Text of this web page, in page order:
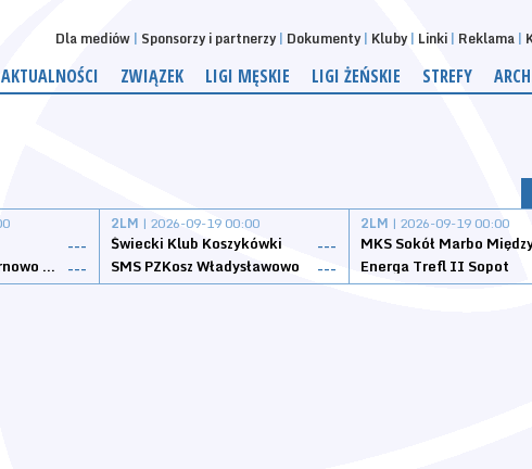
Dla mediów Sponsorzy i partnerzy Dokumenty Kluby Linki Reklama
AKTUALNOŚCI ZWIĄZEK LIGI MĘSKIE LIGI ŻEŃSKIE STREFY
---
Tarnovia Basket Tarnowo Podgórne ---
2LM | 2026-09-19 00:00
Świecki Klub Koszykówki
---
SMS PZKosz Władysławowo
---
2LM | 2026-09-19 00:00
Energa Trefl II Sopot